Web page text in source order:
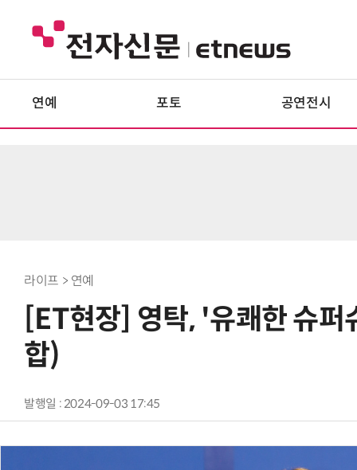
연예 포토 공연전시
라이프 > 연예
[ET현장] 영탁, '유쾌한 슈
합)
발행일 : 2024-09-03 17:45
AI Native Enterprise를 지원하는 AI Ready Data 플랫폼 활용 전략